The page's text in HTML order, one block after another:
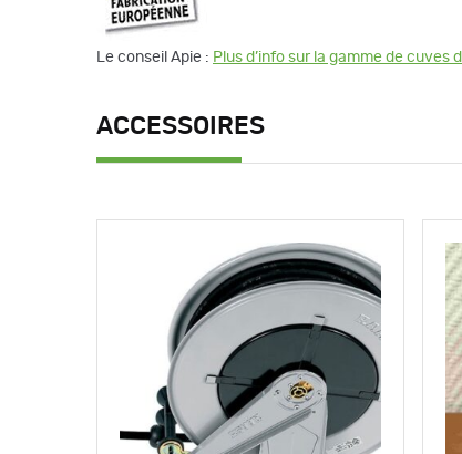
Le conseil Apie : Plus d’info sur la gamme de
ACCESSOIRES